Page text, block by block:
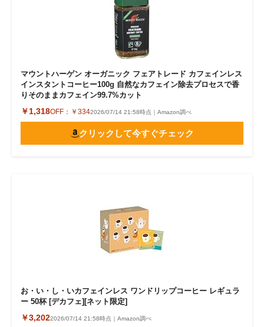
マウントハーゲン オーガニック フェアトレード カフェインレス
インスタントコーヒー100g 自然なカフェイン除去プロセスで香
りそのままカフェイン99.7%カット
￥1,318OFF： ￥3342026/07/14 21:58時点｜Amazon調べ
クリックして今すぐチェック
お・い・し・いカフェインレス ワンドリップコーヒー レギュラ
ー 50杯 [デカフェ][ネット限定]
￥3,2022026/07/14 21:58時点｜Amazon調べ